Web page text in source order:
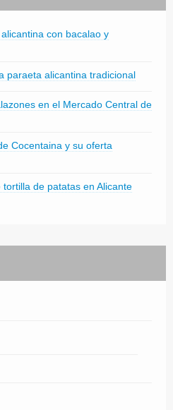
con bacalao y
paraeta alicantina tradicional
en el Mercado Central de
Cocentaina y su oferta
de patatas en Alicante